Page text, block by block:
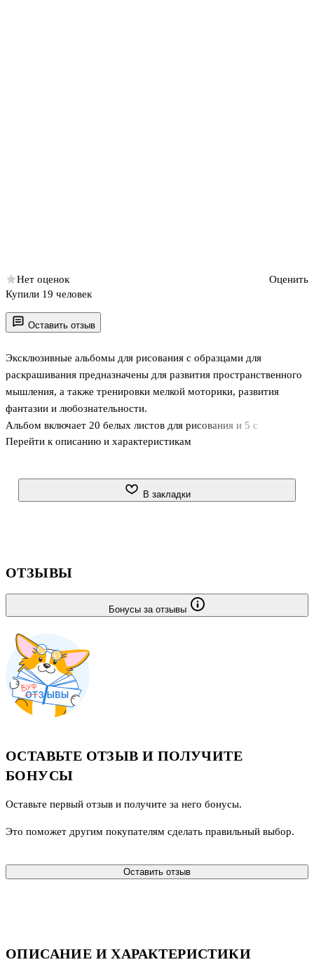
Оставить отзыв
Эксклюзивные альбомы для рисования с образцами для
раскрашивания предназначены для развития пространственного
мышления, а также тренировки мелкой моторики, развития
фантазии и любознательности.
Альбом включает 20 белых листов для рисования и 5 с
заданиями, которые ребенок может воспроизвести на чистом
Перейти к описанию и характеристикам
Нет оценок
Оценить
Купили 19 человек
В закладки
ОПИСАНИЕ И ХАРАКТЕРИСТИКИ
ОТЗЫВЫ
Бонусы за отзывы
ОСТАВЬТЕ ОТЗЫВ И ПОЛУЧИТЕ
БОНУСЫ
Оставьте первый отзыв и получите за него бонусы.
Это поможет другим покупателям сделать правильный выбор.
Оставить отзыв